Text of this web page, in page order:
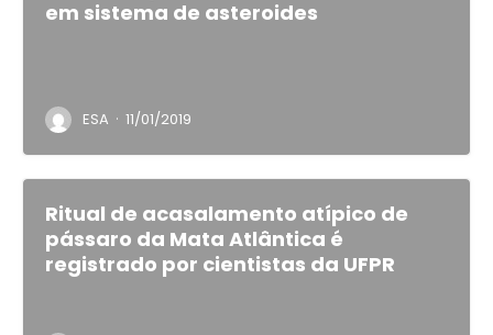
em sistema de asteroides
ESA · 11/01/2019
Ritual de acasalamento atípico de
pássaro da Mata Atlântica é
registrado por cientistas da UFPR